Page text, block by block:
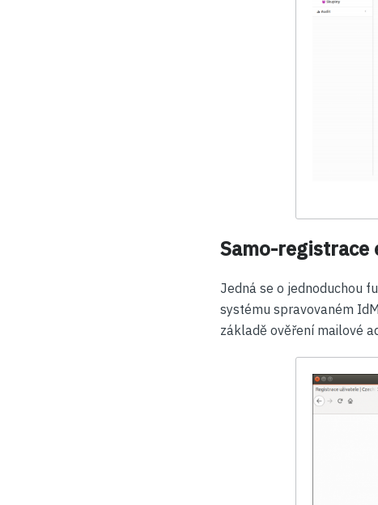
Samo-registrace
Jedná se o jednoduchou
systému spravovaném
základě ověření mailové